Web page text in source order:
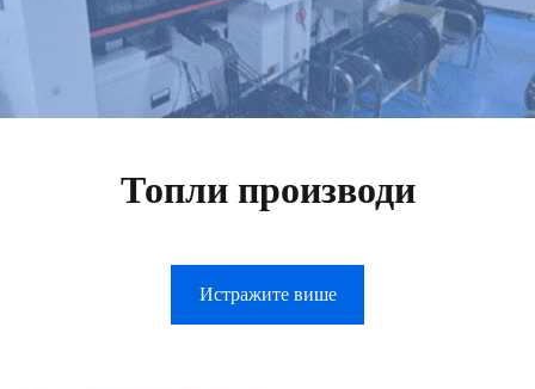
Топли производи
Истражите више